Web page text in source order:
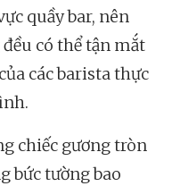
quầy bar, nên
có thể tận mắt
các barista thực
chiếc gương tròn
bức tường bao